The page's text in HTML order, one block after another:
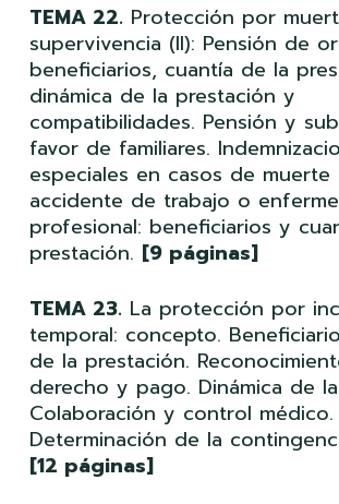
TEMA 22. Protección por
supervivencia (II): Pensión de
beneficiarios, cuantía de la
dinámica de la prestación y
compatibilidades. Pensión y
favor de familiares.
especiales en casos de
accidente de trabajo o
profesional: beneficiarios y
prestación. [9 páginas]
TEMA 23. La protección por
temporal: concepto.
de la prestación.
derecho y pago. Dinámica de
Colaboración y control médico.
Determinación de la
[12 páginas]